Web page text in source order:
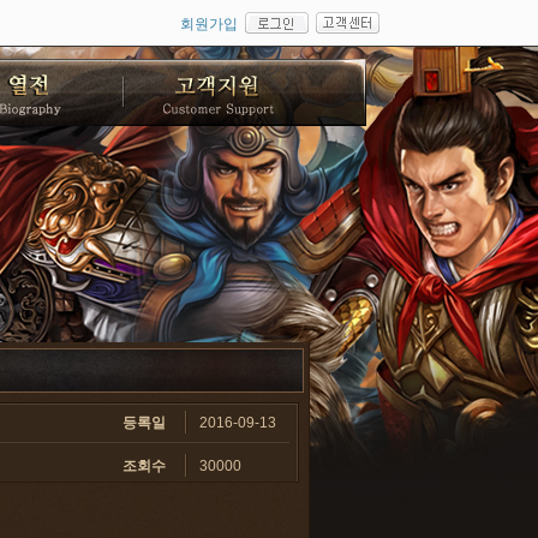
회원가입
등록일 2016-09-13
조회수 30000